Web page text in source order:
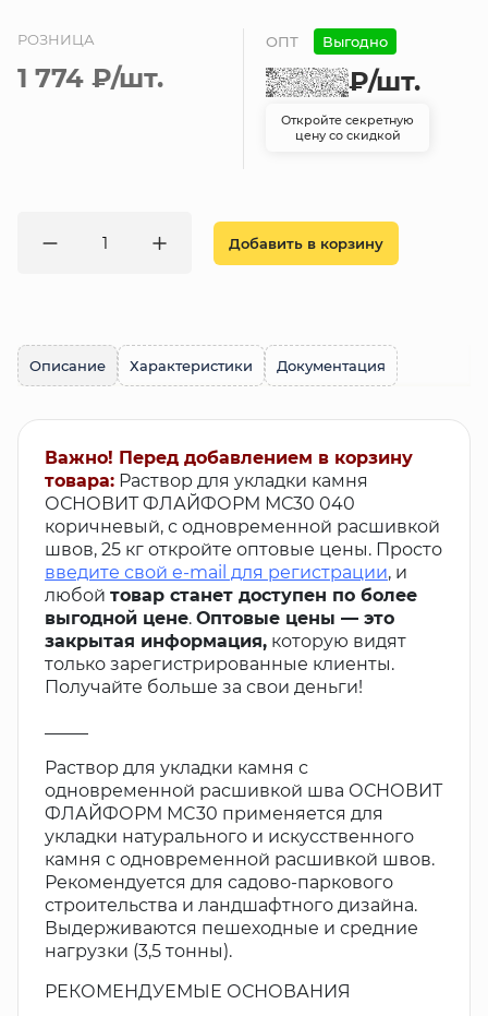
РОЗНИЦА
1 774 ₽/шт.
ОПТ Выгодно
₽/шт.
Откройте секретную
цену со скидкой
Добавить в корзину
Описание Характеристики Документация
Важно! Перед добавлением в корзину
товара: Раствор для укладки камня
ОСНОВИТ ФЛАЙФОРМ МС30 040
коричневый, с одновременной расшивкой
швов, 25 кг откройте оптовые цены. Просто
введите свой e-mail для регистрации, и
любой товар станет доступен по более
выгодной цене. Оптовые цены — это
закрытая информация, которую видят
только зарегистрированные клиенты.
Получайте больше за свои деньги!
Раствор для укладки камня с
одновременной расшивкой шва ОСНОВИТ
ФЛАЙФОРМ MC30 применяется для
укладки натурального и искусственного
камня с одновременной расшивкой швов.
Рекомендуется для садово-паркового
строительства и ландшафтного дизайна.
Выдерживаются пешеходные и средние
нагрузки (3,5 тонны).
РЕКОМЕНДУЕМЫЕ ОСНОВАНИЯ